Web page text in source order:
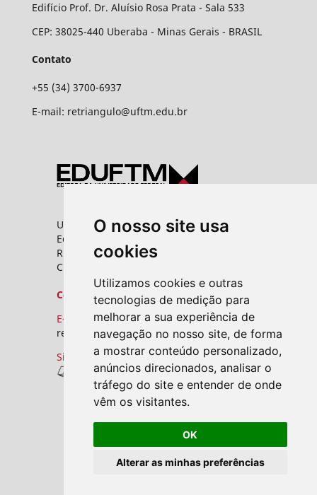
O nosso site usa
cookies
Utilizamos cookies e outras
tecnologias de medição para
melhorar a sua experiência de
navegação no nosso site, de forma
a mostrar conteúdo personalizado,
anúncios direcionados, analisar o
tráfego do site e entender de onde
vêm os visitantes.
OK
Alterar as minhas preferências
Edifício Prof. Dr. Aluísio Rosa Prata - Sala 533
CEP: 38025-440 Uberaba - Minas Gerais - BRASIL
Contato
+55 (34) 3700-6937
E-mail: retriangulo@uftm.edu.br
Universidade Federal do Triângulo Mineiro
Editora UFTM
Rua Vigário Carlos, 100 - Bairro Abadia
CEP: 38025-350 - Uberaba/MG
Contato
E-mail:
revistas.seer@uftm.edu.br
Site
Revistas UFTM